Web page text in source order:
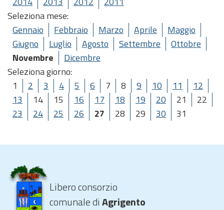
Seleziona mese:
Gennaio
Febbraio Marzo Aprile
Maggio
Giugno
Luglio Agosto Settembre
Ottobre
Novembre
Dicembre
Seleziona giorno:
1
2 3 4 5 6 7 8 9 10 11
12
13
14 15 16 17 18 19 20 21
22
23
24 25 26 27 28 29 30 31
Libero consorzio
comunale diAgrigento